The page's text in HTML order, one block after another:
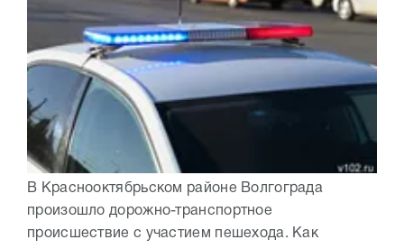
В Краснооктябрьском районе Волгограда
произошло дорожно-транспортное
происшествие с участием пешехода. Как